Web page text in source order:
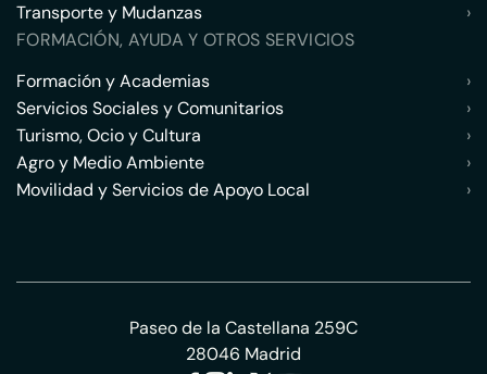
Transporte y Mudanzas
›
FORMACIÓN, AYUDA Y OTROS SERVICIOS
Formación y Academias
›
Servicios Sociales y Comunitarios
›
Turismo, Ocio y Cultura
›
Agro y Medio Ambiente
›
Movilidad y Servicios de Apoyo Local
›
Paseo de la Castellana 259C
28046 Madrid